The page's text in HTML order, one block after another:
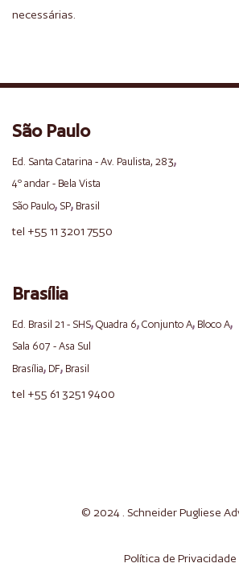
necessárias.
São Paulo
Ed. Santa Catarina - Av. Paulista, 283,
4º andar - Bela Vista
São Paulo, SP, Brasil
tel +55 11 3201 7550
Brasília
Ed. Brasil 21 - SHS, Quadra 6, Conjunto A, Bloco A,
Sala 607 - Asa Sul
Brasília, DF, Brasil
tel +55 61 3251 9400
© 2024 . SchneiderPugliese
Política de Privacidade